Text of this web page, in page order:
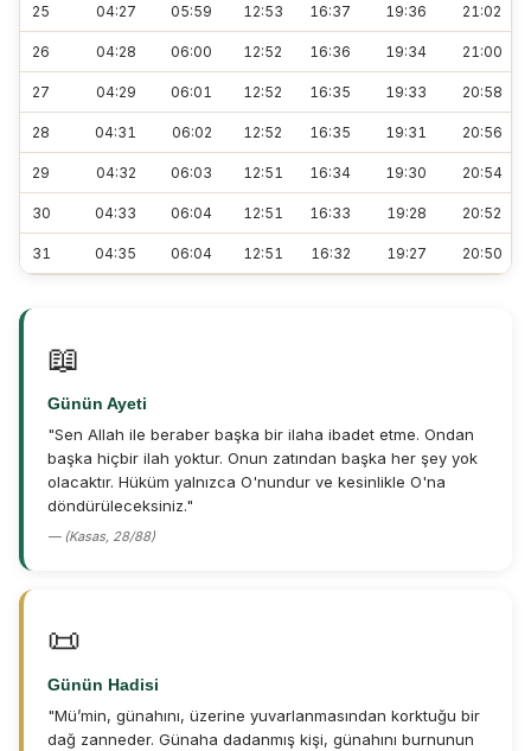
25 04:27 05:59 12:53 16:37 19:36 21:02
26 04:28 06:00 12:52 16:36 19:34 21:00
27 04:29 06:01 12:52 16:35 19:33 20:58
28 04:31 06:02 12:52 16:35 19:31 20:56
29 04:32 06:03 12:51 16:34 19:30 20:54
30 04:33 06:04 12:51 16:33 19:28 20:52
31 04:35 06:04 12:51 16:32 19:27 20:50
📖
Günün Ayeti
"Sen Allah ile beraber başka bir ilaha ibadet etme. Ondan
başka hiçbir ilah yoktur. Onun zatından başka her şey yok
olacaktır. Hüküm yalnızca O'nundur ve kesinlikle O'na
döndürüleceksiniz."
— (Kasas, 28/88)
📜
Günün Hadisi
"Mü’min, günahını, üzerine yuvarlanmasından korktuğu bir
dağ zanneder. Günaha dadanmış kişi, günahını burnunun